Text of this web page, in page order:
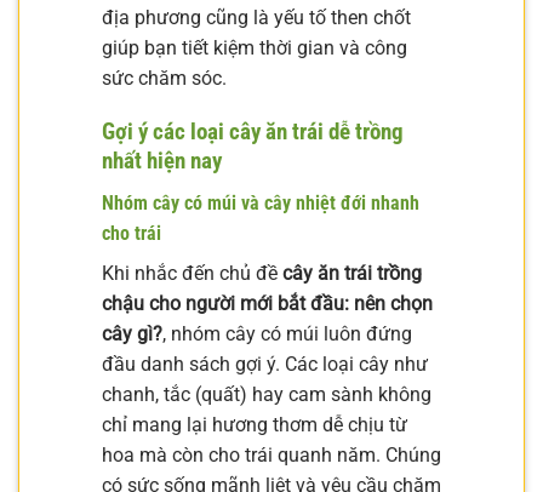
địa phương cũng là yếu tố then chốt
giúp bạn tiết kiệm thời gian và công
sức chăm sóc.
Gợi ý các loại cây ăn trái dễ trồng
nhất hiện nay
Nhóm cây có múi và cây nhiệt đới nhanh
cho trái
Khi nhắc đến chủ đề cây ăn trái trồng
chậu cho người mới bắt đầu: nên chọn
cây gì?, nhóm cây có múi luôn đứng
đầu danh sách gợi ý. Các loại cây như
chanh, tắc (quất) hay cam sành không
chỉ mang lại hương thơm dễ chịu từ
hoa mà còn cho trái quanh năm. Chúng
có sức sống mãnh liệt và yêu cầu chăm